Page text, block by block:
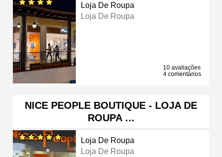
Loja De Roupa
Loja De Roupa
10 avaliações
4 comentários
NICE PEOPLE BOUTIQUE - LOJA DE
ROUPA …
Loja De Roupa
Loja De Roupa